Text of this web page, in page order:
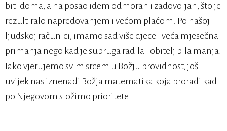
biti doma, a na posao idem odmoran i zadovoljan, što je
rezultiralo napredovanjem i većom plaćom. Po našoj
ljudskoj računici, imamo sad više djece i veća mjesečna
primanja nego kad je supruga radila i obitelj bila manja.
Iako vjerujemo svim srcem u Božju providnost, još
uvijek nas iznenadi Božja matematika koja proradi kad
po Njegovom složimo prioritete.